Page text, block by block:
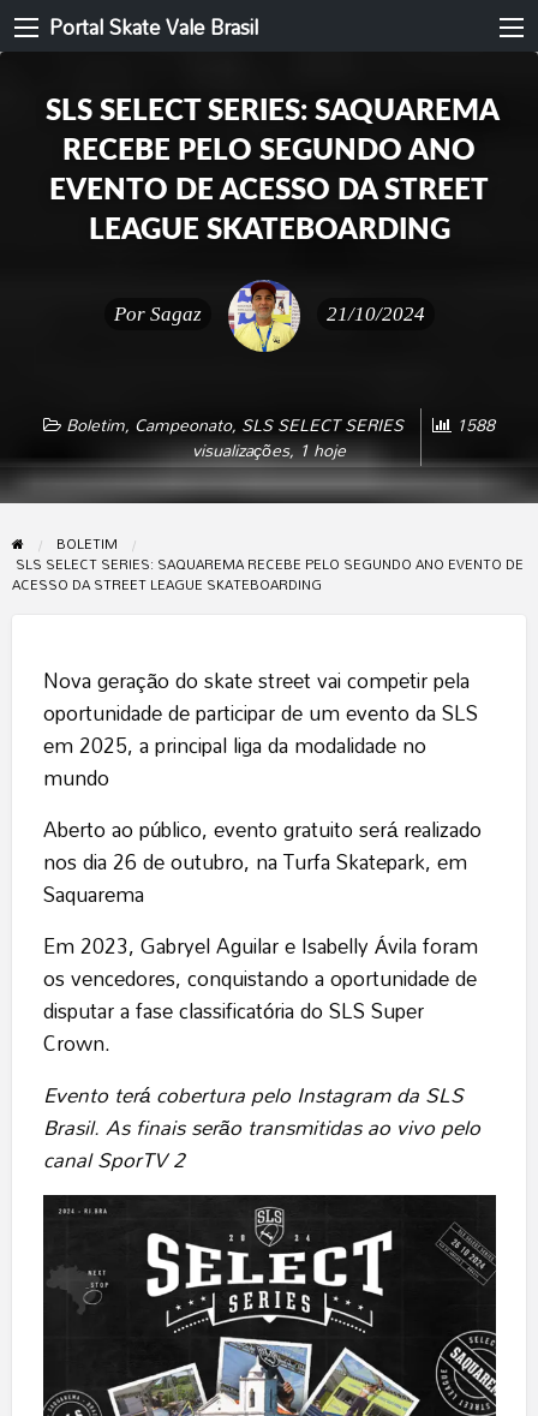
Portal Skate Vale Brasil
SLS SELECT SERIES: SAQUAREMA
RECEBE PELO SEGUNDO ANO
EVENTO DE ACESSO DA STREET
LEAGUE SKATEBOARDING
Por Sagaz 21/10/2024
Boletim, Campeonato, SLS SELECT SERIES 1588
visualizações, 1 hoje
BOLETIM
SLS SELECT SERIES: SAQUAREMA RECEBE PELO SEGUNDO ANO EVENTO DE
ACESSO DA STREET LEAGUE SKATEBOARDING
Nova geração do skate street vai competir pela
oportunidade de participar de um evento da SLS
em 2025, a principal liga da modalidade no
mundo
Aberto ao público, evento gratuito será realizado
nos dia 26 de outubro, na Turfa Skatepark, em
Saquarema
Em 2023, Gabryel Aguilar e Isabelly Ávila foram
os vencedores, conquistando a oportunidade de
disputar a fase classificatória do SLS Super
Crown.
Evento terá cobertura pelo Instagram da SLS
Brasil. As finais serão transmitidas ao vivo pelo
canal SporTV 2